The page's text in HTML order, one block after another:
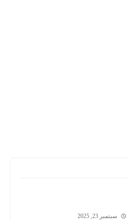
سبتمبر 23, 2025